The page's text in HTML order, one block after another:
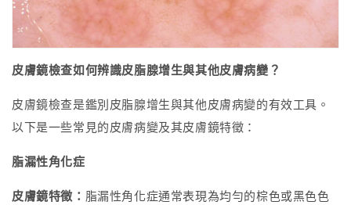
皮膚鏡檢查如何辨識皮脂腺增生與其他皮膚病變？
皮膚鏡檢查是鑑別皮脂腺增生與其他皮膚病變的有效工具。
以下是一些常見的皮膚病變及其皮膚鏡特徵：
脂漏性角化症
皮膚鏡特徵： 脂漏性角化症通常表現為均勻的棕色或黑色色